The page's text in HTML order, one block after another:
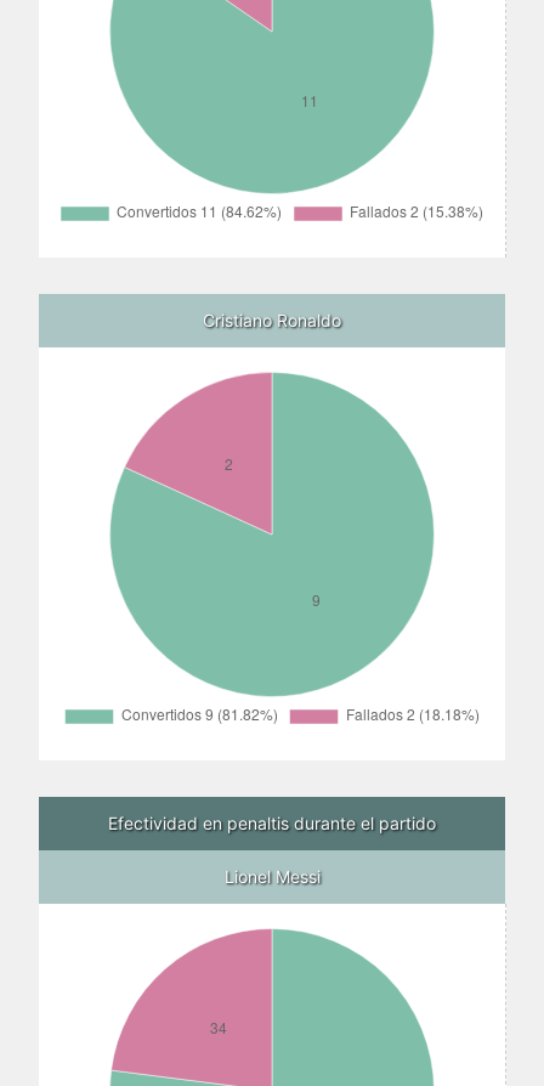
Cristiano Ronaldo
Efectividad en penaltis durante el partido
Lionel Messi